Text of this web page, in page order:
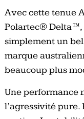
Avec cette tenue
Polartec® Delta™,
simplement un
marque
beaucoup plus
Une performance
l’agressivité